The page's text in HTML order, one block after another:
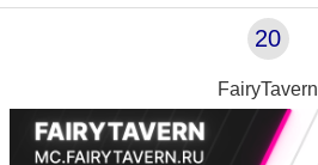
20
FairyTavern